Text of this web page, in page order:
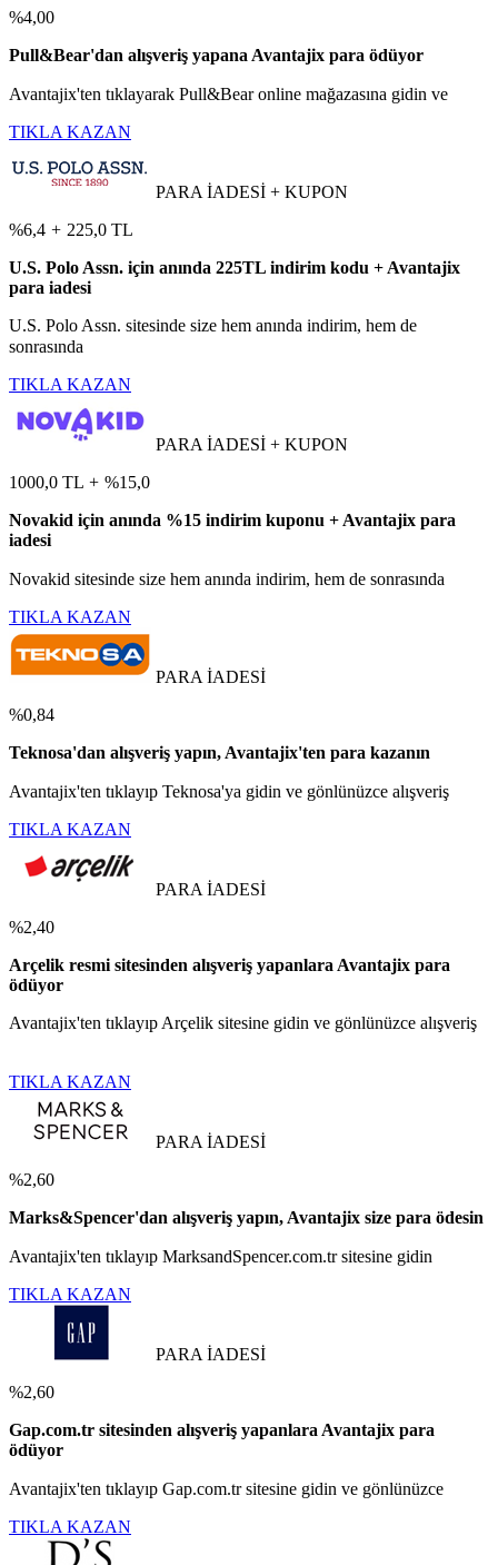
%4,00
Pull&Bear'dan alışveriş yapana Avantajix para ödüyor
Avantajix'ten tıklayarak Pull&Bear online mağazasına gidin ve
TIKLA KAZAN
PARA İADESİ + KUPON
%6,4 + 225,0 TL
U.S. Polo Assn. için anında 225TL indirim kodu + Avantajix
para iadesi
U.S. Polo Assn. sitesinde size hem anında indirim, hem de
sonrasında
TIKLA KAZAN
PARA İADESİ + KUPON
1000,0 TL + %15,0
Novakid için anında %15 indirim kuponu + Avantajix para
iadesi
Novakid sitesinde size hem anında indirim, hem de sonrasında
TIKLA KAZAN
PARA İADESİ
%0,84
Teknosa'dan alışveriş yapın, Avantajix'ten para kazanın
Avantajix'ten tıklayıp Teknosa'ya gidin ve gönlünüzce alışveriş
TIKLA KAZAN
PARA İADESİ
%2,40
Arçelik resmi sitesinden alışveriş yapanlara Avantajix para
ödüyor
Avantajix'ten tıklayıp Arçelik sitesine gidin ve gönlünüzce alışveriş
TIKLA KAZAN
PARA İADESİ
%2,60
Marks&Spencer'dan alışveriş yapın, Avantajix size para ödesin
Avantajix'ten tıklayıp MarksandSpencer.com.tr sitesine gidin
TIKLA KAZAN
PARA İADESİ
%2,60
Gap.com.tr sitesinden alışveriş yapanlara Avantajix para
ödüyor
Avantajix'ten tıklayıp Gap.com.tr sitesine gidin ve gönlünüzce
TIKLA KAZAN